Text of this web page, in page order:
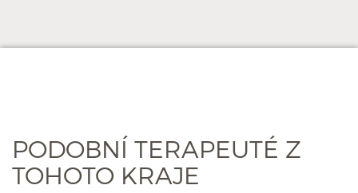
PODOBNÍ TERAPEUTÉ Z
TOHOTO KRAJE